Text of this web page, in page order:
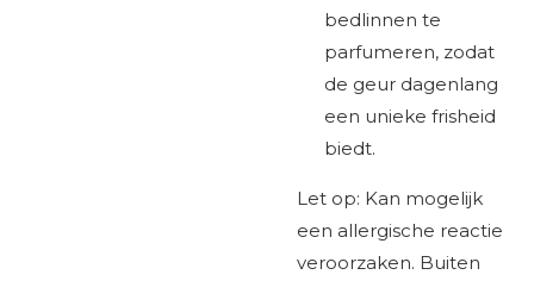
bedlinnen te
parfumeren, zodat
de geur dagenlang
een unieke frisheid
biedt.
Let op: Kan mogelijk
een allergische reactie
veroorzaken. Buiten